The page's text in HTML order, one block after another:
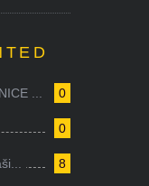
0
...
0
8